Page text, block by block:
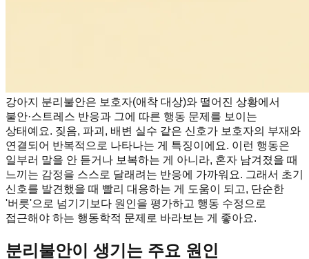
강아지 분리불안은 보호자(애착 대상)와 떨어진 상황에서
불안·스트레스 반응과 그에 따른 행동 문제를 보이는
상태예요. 짖음, 파괴, 배변 실수 같은 신호가 보호자의 부재와
연결되어 반복적으로 나타나는 게 특징이에요. 이런 행동은
일부러 말을 안 듣거나 보복하는 게 아니라, 혼자 남겨졌을 때
느끼는 감정을 스스로 달래려는 반응에 가까워요. 그래서 초기
신호를 발견했을 때 빨리 대응하는 게 도움이 되고, 단순한
'버릇'으로 넘기기보다 원인을 평가하고 행동 수정으로
접근해야 하는 행동학적 문제로 바라보는 게 좋아요.
분리불안이 생기는 주요 원인